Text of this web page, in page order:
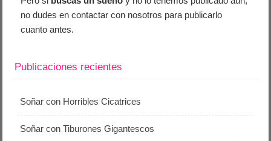
no dudes en contactar con nosotros para publicarlo
cuanto antes.
Publicaciones recientes
Soñar con Horribles Cicatrices
Soñar con Tiburones Gigantescos